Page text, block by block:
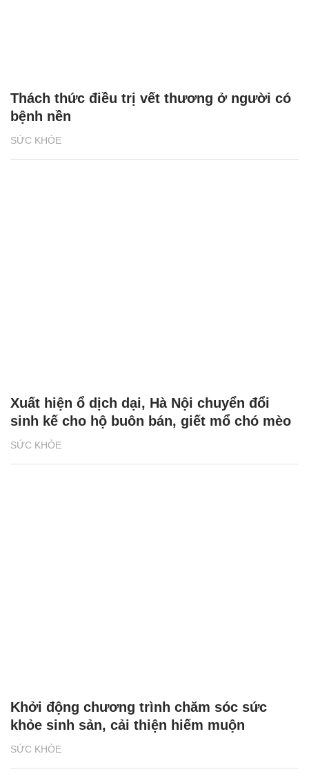
SỨC KHỎE
Thách thức điều trị vết thương ở người có
bệnh nền
SỨC KHỎE
Xuất hiện ổ dịch dại, Hà Nội chuyển đổi
sinh kế cho hộ buôn bán, giết mổ chó mèo
SỨC KHỎE
Khởi động chương trình chăm sóc sức
khỏe sinh sản, cải thiện hiếm muộn